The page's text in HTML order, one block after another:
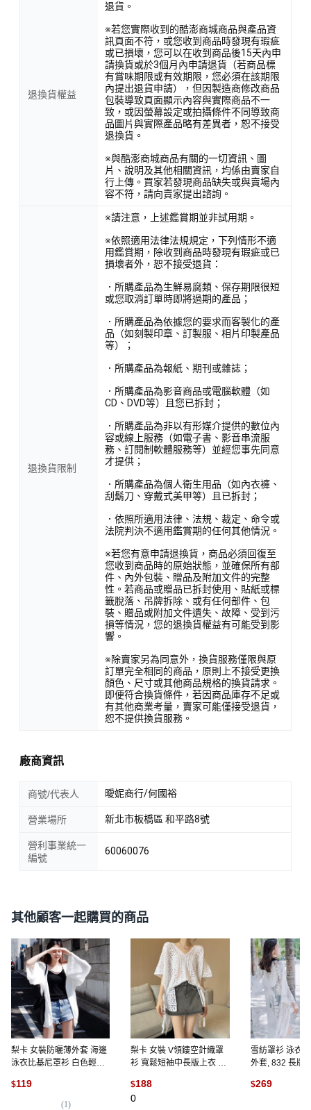
退換貨權益
退貨。
※若您實際收到的酷澎商城商品與產品資
訊頁面不符，或您收到商品時發現有瑕疵
或已損壞，您可以在收到商品後15天內申
請換貨或於3個月內申請退貨（若商品標
有賞味期限或有效期限，您必須在該期限
內提出退貨申請），但因製造商修改商品
包裝導致頁面顯示內容與實際商品不一
致，或因螢幕設定或拍攝條件不同導致商
品圖片與實際產品略有差異者，恕不接受
退換貨。
※與酷澎商城商品有關的一切資訊、圖
片、說明及其他相關資訊，均係由賣家自
行上傳。買家若發現商品缺失或與賣場內
容不符，請向賣家提出諮詢。
退換貨限制
※請注意，上述鑑賞期並非試用期。
※依照適用法律法規規定，下列情形不適
用鑑賞期，除收到商品時發現有瑕疵或已
損壞者外，恕不接受退貨：
．所購產品為生鮮易腐類、保存期限很短
或您取消訂單時即將過期的產品；
．所購產品為依據您的要求而客製化的產
品（如刻製印章、訂製服、相片印製產品
等）；
．所購產品為報紙、期刊或雜誌；
．所購產品為影音商品或電腦軟體（如
CD、DVD等）且您已拆封；
．所購產品為非以有形媒介提供的數位內
容或線上服務（如電子書、影音串流服
務、訂閱制軟體服務等）並經您事先同意
才提供；
．所購產品為個人衛生用品（如內衣褲、
刮鬍刀、穿戴式美甲等）且已拆封；
．依照所適用法律、法規、裁定、命令或
法院判決不適用鑑賞期的任何其他情況。
※若您有意申請退換貨，商品必須回復至
您收到商品時的原始狀態，並確保所有部
件、內外包裝、贈品及附加文件的完整
性。若商品或贈品已拆封使用、貼紙或標
籤脫落、吊牌拆除、或有任何部件、包
裝、贈品或附加文件遺失、故障、受到污
損等情況，您的退換貨權益有可能受到影
響。
※除賣家另為同意外，換貨服務僅限與原
訂單完全相同的商品，原則上不接受更換
顏色、尺寸或其他商品規格的換貨請求。
即便符合換貨條件，若因商品庫存不足或
有其他商業考量，賣家可能僅接受退貨，
恕不提供換貨服務。
廠商資訊
商號/代表人 曖妮商行/何國裕
營業場所 新北市板橋區 和平路8號
營利事業統一
編號
60060076
其他顧客一起購買的商品
梨卡 女裝防曬薄外套 海邊
泳衣比基尼罩衫 白色輕薄
白色
$119
(1)
梨卡 女裝 V領鏤空針織罩
衫 寬鬆短袖中長版上衣 海
出貨
$188
0
雪紡罩衫 泳衣
外套, 832 長版
$269